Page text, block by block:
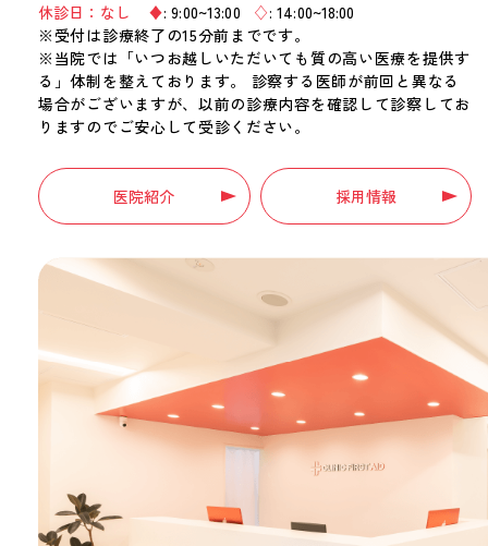
休診日：なし
♦: 9:00~13:00 ♢: 14:00~18:00
※受付は診療終了の15分前までです。
※当院では「いつお越しいただいても質の高い医療を提供す
る」体制を整えております。 診察する医師が前回と異なる
場合がございますが、以前の診療内容を確認して診察してお
りますのでご安心して受診ください。
医院紹介 採用情報